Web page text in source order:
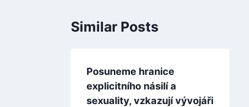
Similar Posts
Posuneme hranice
explicitního násilí a
sexuality, vzkazují vývojáři